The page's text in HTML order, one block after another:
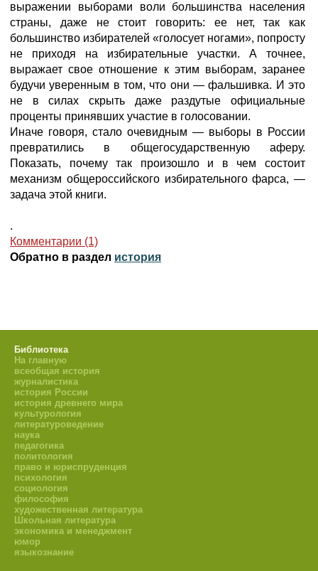
выражении выборами воли большинства населения
страны, даже не стоит говорить: ее нет, так как
большинство избирателей «голосует ногами», попросту
не приходя на избирательные участки. А точнее,
выражает свое отношение к этим выборам, заранее
будучи уверенным в том, что они — фальшивка. И это
не в силах скрыть даже раздутые официальные
проценты принявших участие в голосовании.
Иначе говоря, стало очевидным — выборы в России
превратились в общегосударственную аферу.
Показать, почему так произошло и в чем состоит
механизм общероссийского избирательного фарса, —
задача этой книги.
.
Комментарии (1)
Обратно в раздел история
Библиотека
На главную
всеобщая история
журналистика
история России
история древнего мира
культурология
литературоведение
наука
педагогика
политология
право и юриспруденция
психология
социология
философия
художественная литература
Школьная литература
экономика и менеджмент
юмор
языкознание